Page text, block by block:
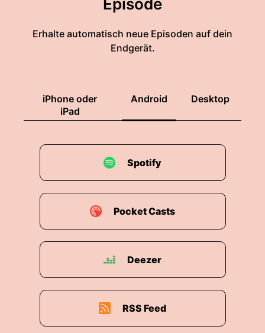
Episode
Erhalte automatisch neue Episoden auf dein
Endgerät.
iPhone oder
iPad
Android Desktop
Spotify
Pocket Casts
Deezer
RSS Feed